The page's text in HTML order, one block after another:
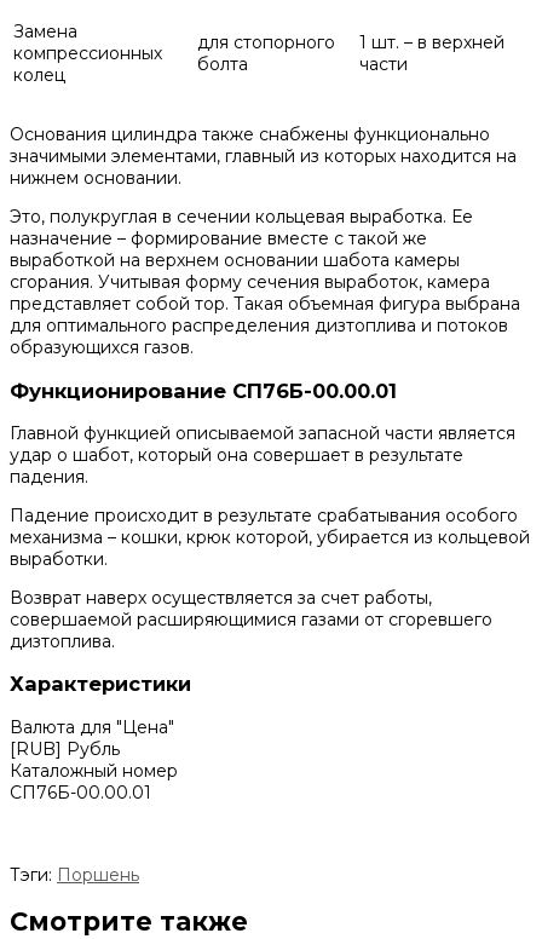
Замена
компрессионных
колец
для стопорного
болта
1 шт. – в верхней
части
Основания цилиндра также снабжены функционально
значимыми элементами, главный из которых находится на
нижнем основании.
Это, полукруглая в сечении кольцевая выработка. Ее
назначение – формирование вместе с такой же
выработкой на верхнем основании шабота камеры
сгорания. Учитывая форму сечения выработок, камера
представляет собой тор. Такая объемная фигура выбрана
для оптимального распределения дизтоплива и потоков
образующихся газов.
Функционирование СП76Б-00.00.01
Главной функцией описываемой запасной части является
удар о шабот, который она совершает в результате
падения.
Падение происходит в результате срабатывания особого
механизма – кошки, крюк которой, убирается из кольцевой
выработки.
Возврат наверх осуществляется за счет работы,
совершаемой расширяющимися газами от сгоревшего
дизтоплива.
Характеристики
Валюта для "Цена"
[RUB] Рубль
Каталожный номер
СП76Б-00.00.01
Тэги: Поршень
Смотрите также